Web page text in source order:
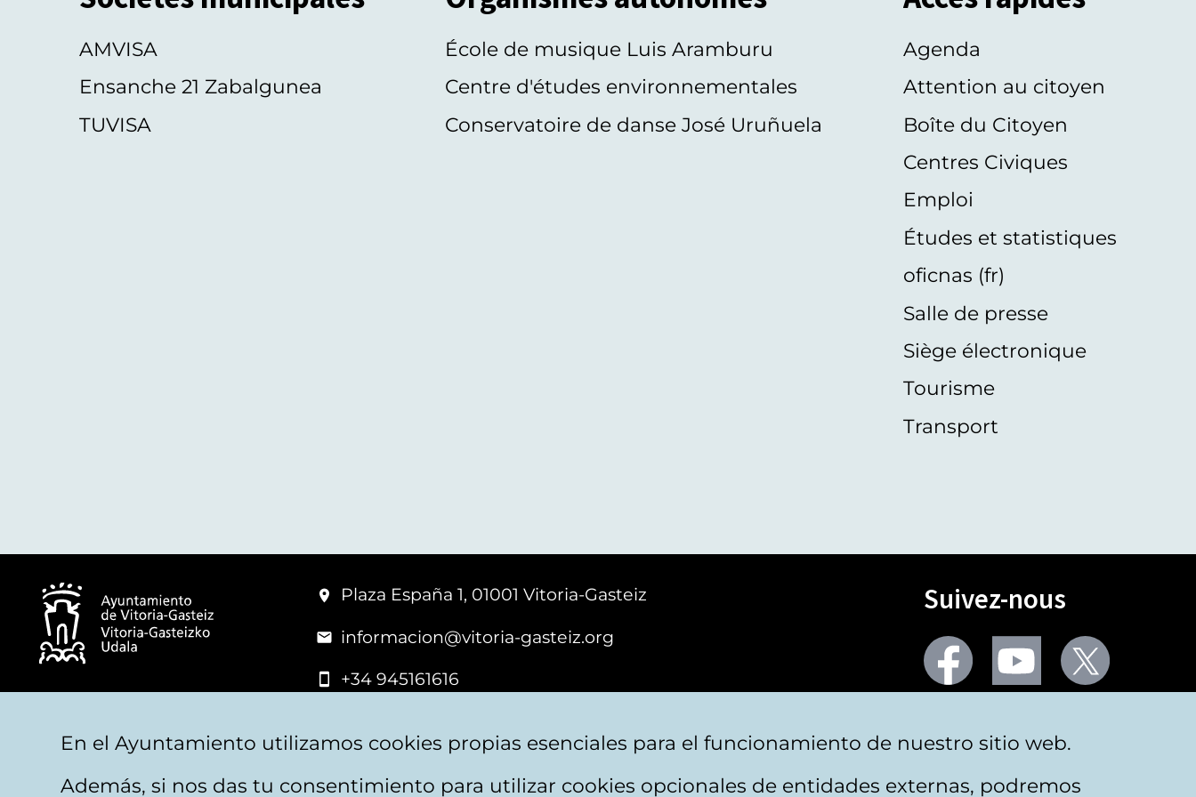
AMVISA
Ensanche 21 Zabalgunea
TUVISA
École de musique Luis Aramburu
Centre d'études environnementales
Conservatoire de danse José Uruñuela
Agenda
Attention au citoyen
Boîte du Citoyen
Centres Civiques
Emploi
Études et statistiques
oficnas (fr)
Salle de presse
Siège électronique
Tourisme
Transport
Plaza España 1, 01001 Vitoria-Gasteiz
informacion@vitoria-gasteiz.org
+34 945161616
Suivez-nous
Facebook Youtube
En el Ayuntamiento utilizamos cookies propias esenciales para el funcionamiento de nuestro sitio web.
Además, si nos das tu consentimiento para utilizar cookies opcionales de entidades externas, podremos